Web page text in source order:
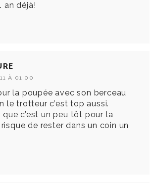
an déjà!
À 01:00
la poupée avec son berceau
le trotteur c’est top aussi.
que c’est un peu tôt pour la
de rester dans un coin un